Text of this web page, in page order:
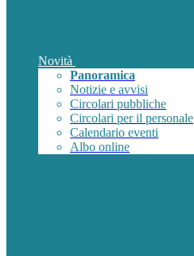
Novità
Panoramica
Notizie e avvisi
Circolari pubbliche
Circolari per il personale
Calendario eventi
Albo online